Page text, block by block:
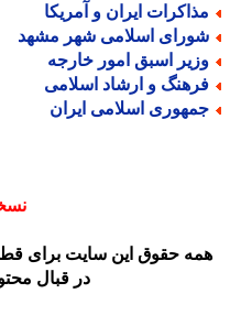
ایران و آمریکا
اسلامی شهر مشهد
اسبق امور خارجه
و ارشاد اسلامی
اسلامی ایران
نسخه
حقوق این سایت برای
در قبال